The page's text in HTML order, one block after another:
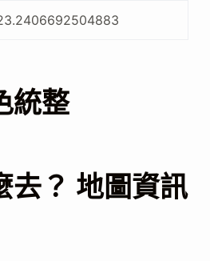
統整
去？ 地圖資訊